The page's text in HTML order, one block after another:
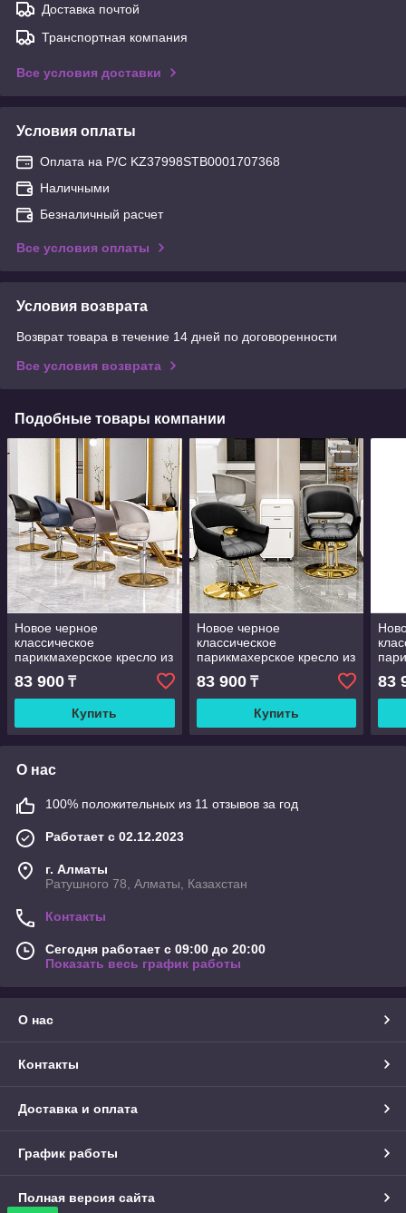
Доставка почтой
Транспортная компания
Все условия доставки
Условия оплаты
Оплата на Р/С KZ37998STB0001707368
Наличными
Безналичный расчет
Все условия оплаты
Условия возврата
Возврат товара в течение 14 дней по договоренности
Все условия возврата
Подобные товары компании
Новое черное
классическое
парикмахерское кресло из
кожи на заказ,
современное кресло для
салона красоты, мебель
для барбершопа, кр
83 900 ₸
Купить
Новое черное
классическое
парикмахерское кресло из
кожи на заказ,
современное кресло для
салона красоты, мебель
для барбершопа, кр
83 900₸
Купить
83
О нас
100% положительных из 11 отзывов за год
Работает с 02.12.2023
г. Алматы
Ратушного 78, Алматы, Казахстан
Контакты
Сегодня работает с 09:00 до 20:00
Показать весь график работы
О нас
Контакты
Доставка и оплата
График работы
Полная версия сайта